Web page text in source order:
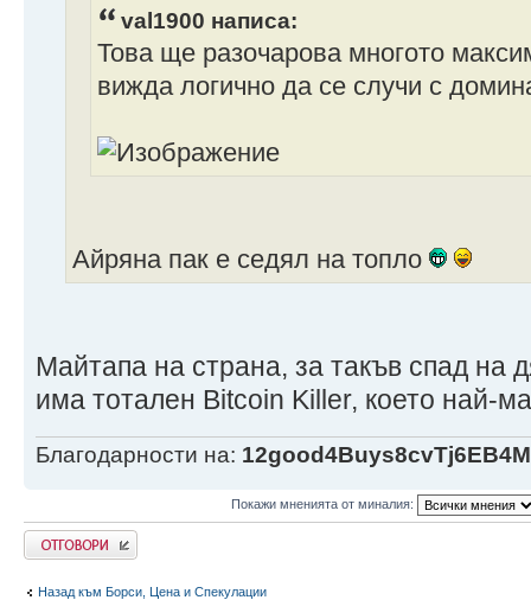
val1900 написа:
Това ще разочарова многото
вижда логично да се случи с
Айряна пак е седял на топло
Майтапа на страна, за такъв спад на
има тотален Bitcoin Killer, което най-
Благодарности на:
Покажи мненията от миналия:
Напиши коментар
Назад към Борси, Цена и Спекулации